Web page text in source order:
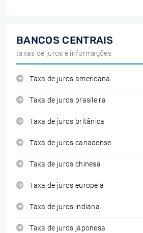
BANCOS CENTRAIS
taxas de juros e informações
Taxa de juros americana
Taxa de juros brasileira
Taxa de juros britânica
Taxa de juros canadense
Taxa de juros chinesa
Taxa de juros europeia
Taxa de juros indiana
Taxa de juros japonesa